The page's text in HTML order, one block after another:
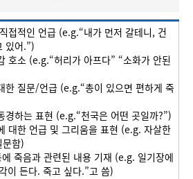
접적인 언급 (e.g.“내가 먼저 갈테니, 건
있어.”)
호소 (e.g.“허리가 아프다” “소화가 안된
한 질문/언급 (e.g.“총이 있으면 편하게 죽
경하는 표현 (e.g.“천국은 어떤 곳일까?”)
대한 언급 및 그리움을 표현 (e.g. 자살한
함)
에 죽음과 관련된 내용 기재 (e.g. 일기장에
이 든다. 죽고 싶다.”고 씀)